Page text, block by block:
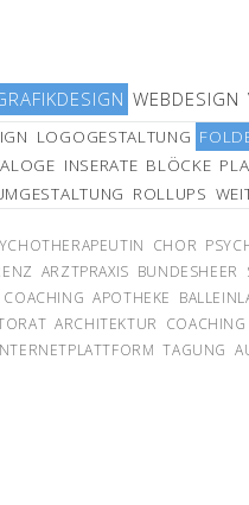
WEBDESIGN
LOGOGESTALTUNG
INSERATE BLÖCKE
ROLLUPS
CHOR
ARZTPRAXIS BUNDESHEER
COACHING APOTHEKE
ARCHITEKTUR COACHING
TAGUNG